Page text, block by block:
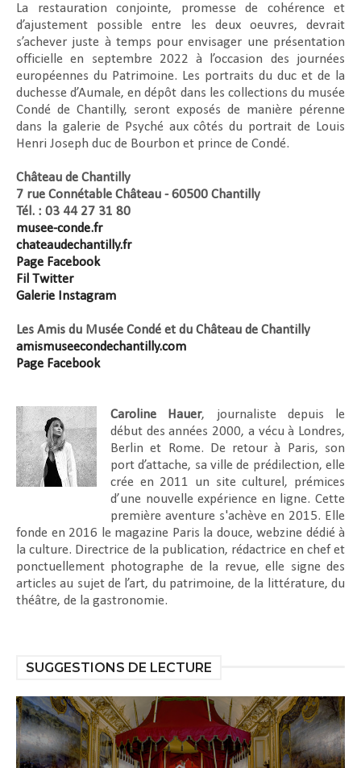
La restauration conjointe, promesse de cohérence et
d’ajustement possible entre les deux oeuvres, devrait
s’achever juste à temps pour envisager une présentation
officielle en septembre 2022 à l’occasion des journées
européennes du Patrimoine. Les portraits du duc et de la
duchesse d’Aumale, en dépôt dans les collections du musée
Condé de Chantilly, seront exposés de manière pérenne
dans la galerie de Psyché aux côtés du portrait de Louis
Henri Joseph duc de Bourbon et prince de Condé.
Château de Chantilly
7 rue Connétable Château - 60500 Chantilly
Tél. : 03 44 27 31 80
musee-conde.fr
chateaudechantilly.fr
Page Facebook
Fil Twitter
Galerie Instagram
Les Amis du Musée Condé et du Château de Chantilly
amismuseecondechantilly.com
Page Facebook
Caroline Hauer, journaliste depuis le
début des années 2000, a vécu à Londres,
Berlin et Rome. De retour à Paris, son
port d’attache, sa ville de prédilection, elle
crée en 2011 un site culturel, prémices
d’une nouvelle expérience en ligne. Cette
première aventure s'achève en 2015. Elle
fonde en 2016 le magazine Paris la douce, webzine dédié à
la culture. Directrice de la publication, rédactrice en chef et
ponctuellement photographe de la revue, elle signe des
articles au sujet de l’art, du patrimoine, de la littérature, du
théâtre, de la gastronomie.
SUGGESTIONS DE LECTURE